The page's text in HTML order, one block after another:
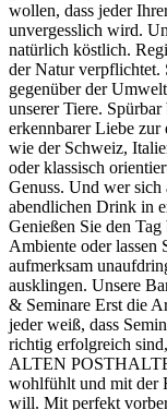
wollen, dass jeder
unvergesslich wird.
natürlich köstlich.
der Natur verpflichtet.
gegenüber der
unserer Tiere.
erkennbarer Liebe zur
wie der Schweiz,
oder klassisch
Genuss. Und wer sich
abendlichen Drink in
Genießen Sie den
Ambiente oder lassen
aufmerksam
ausklingen. Unsere
& Seminare Erst die
jeder weiß, dass
richtig erfolgreich
ALTEN
wohlfühlt und mit der
will. Mit perfekt